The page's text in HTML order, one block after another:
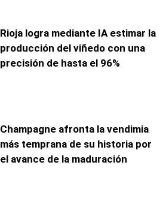
Rioja logra mediante IA estimar la
producción del viñedo con una
precisión de hasta el 96%
Champagne afronta la vendimia
más temprana de su historia por
el avance de la maduración